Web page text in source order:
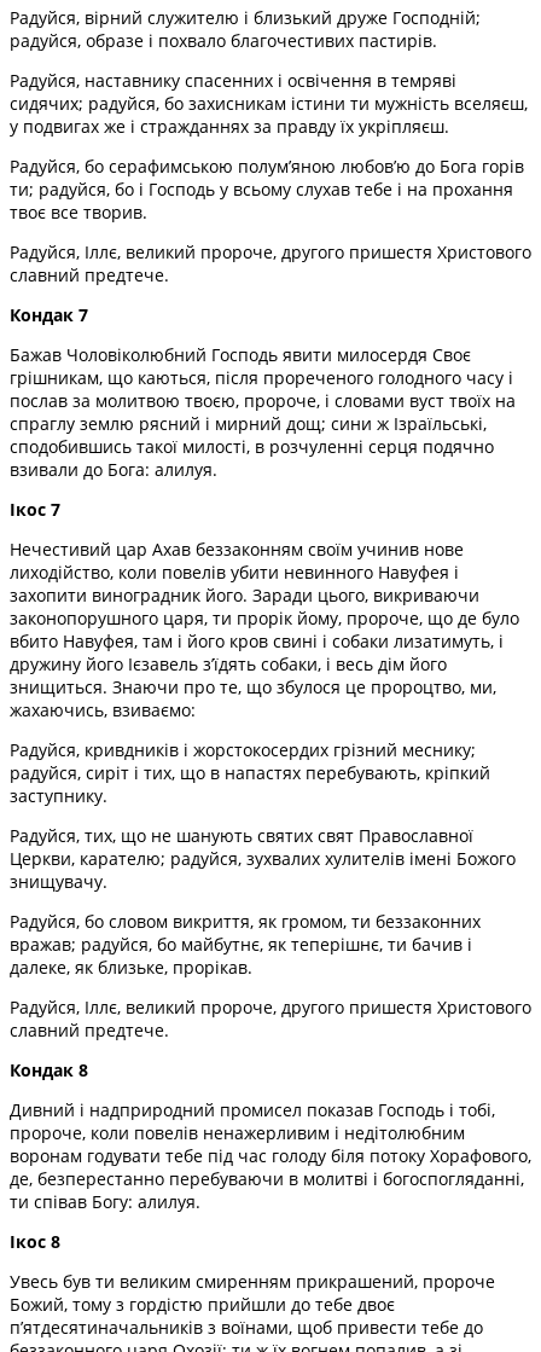
Радуйся, вірний служителю і близький друже Господній;
радуйся, образе і похвало благочестивих пастирів.
Радуйся, наставнику спасенних і освічення в темряві
сидячих; радуйся, бо захисникам істини ти мужність вселяєш,
у подвигах же і стражданнях за правду їх укріпляєш.
Радуйся, бо серафимською полум’яною любов’ю до Бога горів
ти; радуйся, бо і Господь у всьому слухав тебе і на прохання
твоє все творив.
Радуйся, Іллє, великий пророче, другого пришестя Христового
славний предтече.
Кондак 7
Бажав Чоловіколюбний Господь явити милосердя Своє
грішникам, що каються, після прореченого голодного часу і
послав за молитвою твоєю, пророче, і словами вуст твоїх на
спраглу землю рясний і мирний дощ; сини ж Ізраїльські,
сподобившись такої милості, в розчуленні сер­ця подячно
взивали до Бога: алилуя.
Ікос 7
Нечестивий цар Ахав беззаконням своїм учинив нове
лиходійство, коли повелів убити невинного Навуфея і
захопити виноградник його. Заради цього, викриваючи
законопорушного царя, ти прорік йому, пророче, що де було
вбито Навуфея, там і його кров свині і собаки лизатимуть, і
дружину його Ієзавель з’їдять собаки, і весь дім його
знищиться. Знаючи про те, що збулося це пророцтво, ми,
жахаючись, взиваємо:
Радуйся, кривдників і жорстокосердих грізний меснику;
радуйся, сиріт і тих, що в напастях перебувають, кріпкий
заступнику.
Радуйся, тих, що не шанують святих свят Православної
Церкви, карателю; радуйся, зухвалих хулителів імені Божого
знищувачу.
Радуйся, бо словом викриття, як громом, ти беззаконних
вражав; радуйся, бо майбутнє, як теперішнє, ти бачив і
далеке, як близьке, прорікав.
Радуйся, Іллє, великий пророче, другого пришестя Христового
славний предтече.
Кондак 8
Дивний і надприродний промисел показав Господь і тобі,
пророче, коли повелів ненажерливим і недітолюбним
воронам годувати тебе під час голоду біля потоку Хорафового,
де, безперестанно перебуваючи в молитві і богоспогляданні,
ти співав Богу: алилуя.
Ікос 8
Увесь був ти великим смиренням прикрашений, пророче
Божий, тому з гордістю прийшли до тебе двоє
п’ятдесятиначальників з воїнами, щоб привести тебе до